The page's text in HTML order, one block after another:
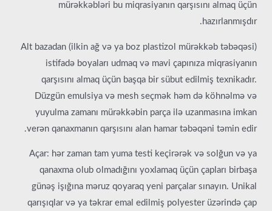
mürəkkəbləri bu miqrasiyanın qarşısını almaq üçün
hazırlanmışdır.
Alt bazadan (ilkin ağ və ya boz plastizol mürəkkəb təbəqəsi)
istifadə boyaları udmaq və mavi çapınıza miqrasiyanın
qarşısını almaq üçün başqa bir sübut edilmiş texnikadır.
Düzgün emulsiya və mesh seçmək həm də köhnəlmə və
yuyulma zamanı mürəkkəbin parça ilə uzanmasına imkan
verən qanaxmanın qarşısını alan hamar təbəqəni təmin edir.
Açar: hər zaman tam yuma testi keçirərək və solğun və ya
qanaxma olub olmadığını yoxlamaq üçün çapları birbaşa
günəş işığına məruz qoyaraq yeni parçalar sınayın. Unikal
qarışıqlar və ya təkrar emal edilmiş polyester üzərində çap